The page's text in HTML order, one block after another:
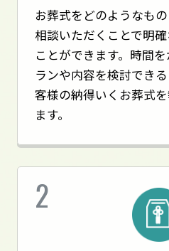
お葬式をどのようなも
相談いただくことで明
ことができます。時間
ランや内容を検討でき
客様の納得いくお葬式
ます。